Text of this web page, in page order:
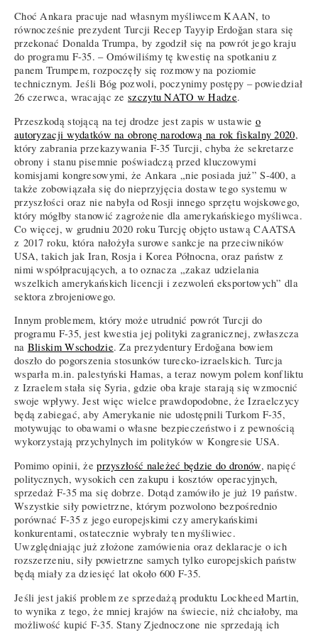
Choć Ankara pracuje nad własnym myśliwcem KAAN, to
równocześnie prezydent Turcji Recep Tayyip Erdoğan stara się
przekonać Donalda Trumpa, by zgodził się na powrót jego kraju
do programu F-35. – Omówiliśmy tę kwestię na spotkaniu z
panem Trumpem, rozpoczęły się rozmowy na poziomie
technicznym. Jeśli Bóg pozwoli, poczynimy postępy – powiedział
26 czerwca, wracając zeszczytu NATO w Hadze.
Przeszkodą stojącą na tej drodze jest zapis w ustawie o
autoryzacji wydatków na obronę narodową na rok fiskalny 2020,
który zabrania przekazywania F-35 Turcji, chyba że sekretarze
obrony i stanu pisemnie poświadczą przed kluczowymi
komisjami kongresowymi, że Ankara „nie posiada już” S-400, a
także zobowiązała się do nieprzyjęcia dostaw tego systemu w
przyszłości oraz nie nabyła od Rosji innego sprzętu wojskowego,
który mógłby stanowić zagrożenie dla amerykańskiego myśliwca.
Co więcej, w grudniu 2020 roku Turcję objęto ustawą CAATSA
z 2017 roku, która nałożyła surowe sankcje na przeciwników
USA, takich jak Iran, Rosja i Korea Północna, oraz państw z
nimi współpracujących, a to oznacza „zakaz udzielania
wszelkich amerykańskich licencji i zezwoleń eksportowych” dla
sektora zbrojeniowego.
Innym problemem, który może utrudnić powrót Turcji do
programu F-35, jest kwestia jej polityki zagranicznej, zwłaszcza
na Bliskim Wschodzie. Za prezydentury Erdoğana bowiem
doszło do pogorszenia stosunków turecko-izraelskich. Turcja
wsparła m.in. palestyński Hamas, a teraz nowym polem konfliktu
z Izraelem stała się Syria, gdzie oba kraje starają się wzmocnić
swoje wpływy. Jest więc wielce prawdopodobne, że Izraelczycy
będą zabiegać, aby Amerykanie nie udostępnili Turkom F-35,
motywując to obawami o własne bezpieczeństwo i z pewnością
wykorzystają przychylnych im polityków w Kongresie USA.
Pomimo opinii, żeprzyszłość należeć będzie do dronów, napięć
politycznych, wysokich cen zakupu i kosztów operacyjnych,
sprzedaż F-35 ma się dobrze. Dotąd zamówiło je już 19 państw.
Wszystkie siły powietrzne, którym pozwolono bezpośrednio
porównać F-35 z jego europejskimi czy amerykańskimi
konkurentami, ostatecznie wybrały ten myśliwiec.
Uwzględniając już złożone zamówienia oraz deklaracje o ich
rozszerzeniu, siły powietrzne samych tylko europejskich państw
będą miały za dziesięć lat około 600 F-35.
Jeśli jest jakiś problem ze sprzedażą produktu Lockheed Martin,
to wynika z tego, że mniej krajów na świecie, niż chciałoby, ma
możliwość kupić F-35. Stany Zjednoczone nie sprzedają ich